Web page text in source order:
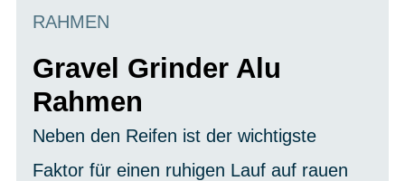
RAHMEN
Gravel Grinder Alu
Rahmen
Neben den Reifen ist der wichtigste
Faktor für einen ruhigen Lauf auf rauen